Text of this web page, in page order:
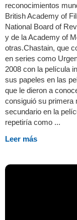
reconocimientos
British Academy of
National Board of
y de la Academy of
otras.Chastain, que
en series como
2008 con la película
sus papeles en las
que le dieron a
consiguió su primera
secundario en la
repetiría como ...
Leer más